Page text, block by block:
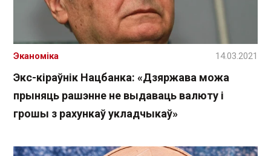
Экс-кіраўнік Нацбанка: «Дзяржава можа
прыняць рашэнне не выдаваць валюту і
грошы з рахункаў укладчыкаў»
Эканоміка 14.03.2021